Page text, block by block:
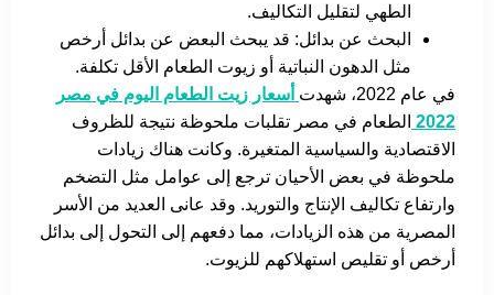
الطهي لتقليل التكاليف.
البحث عن بدائل: قد يبحث البعض عن بدائل أرخص
مثل الدهون النباتية أو زيوت الطعام الأقل تكلفة.
في عام 2022، شهدت
أسعار زيت الطعام اليوم في مصر
2022 الطعام في مصر تقلبات ملحوظة نتيجة للظروف
الاقتصادية والسياسية المتغيرة. وكانت هناك زيادات
ملحوظة في بعض الأحيان ترجع إلى عوامل مثل التضخم
وارتفاع تكاليف الإنتاج والتوريد. وقد عانى العديد من الأسر
المصرية من هذه الزيادات، مما دفعهم إلى التحول إلى بدائل
أرخص أو تقليص استهلاكهم للزيوت.